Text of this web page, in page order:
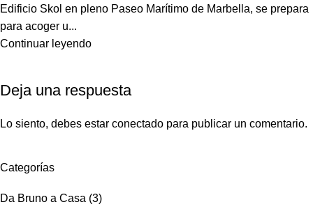
Edificio Skol en pleno Paseo Marítimo de Marbella, se prepara
para acoger u...
Continuar leyendo
Deja una respuesta
Lo siento, debes estar conectado para publicar un comentario.
Categorías
Da Bruno a Casa (3)